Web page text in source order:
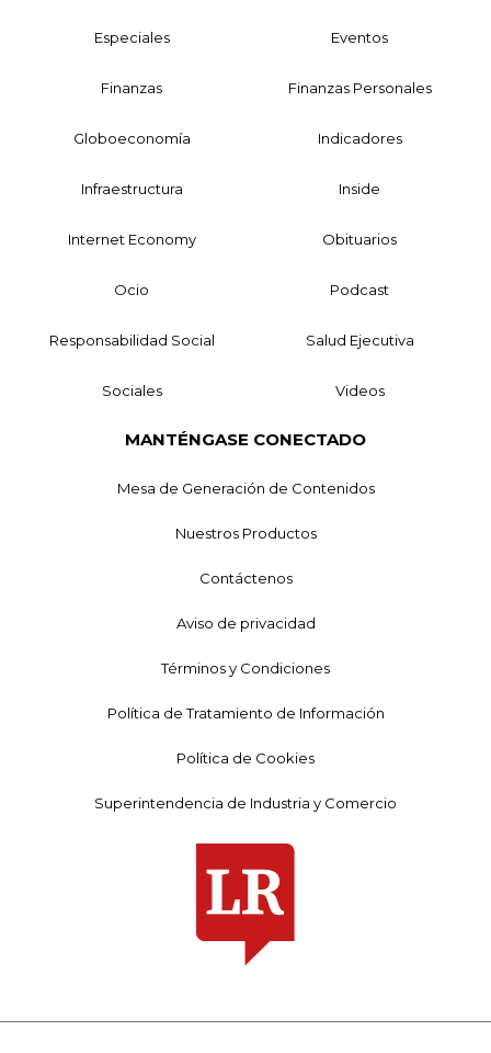
Especiales Eventos
Finanzas Finanzas Personales
Globoeconomía Indicadores
Infraestructura Inside
Internet Economy Obituarios
Ocio Podcast
Responsabilidad Social Salud Ejecutiva
Sociales Videos
MANTÉNGASE CONECTADO
Mesa de Generación de Contenidos
Nuestros Productos
Contáctenos
Aviso de privacidad
Términos y Condiciones
Política de Tratamiento de Información
Política de Cookies
Superintendencia de Industria y Comercio